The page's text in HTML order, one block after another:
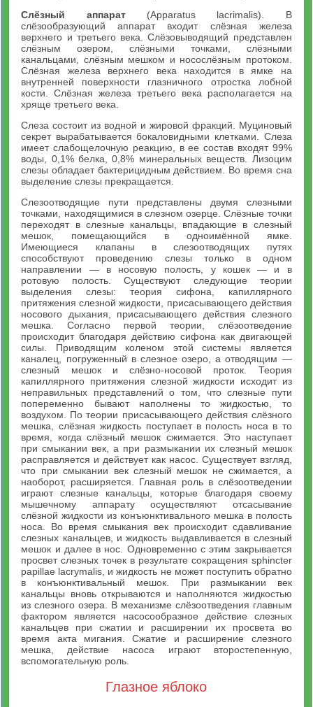
Слёзный аппарат(Apparatus lacrimalis). В
слёзообразующий аппарат входит слёзная железа
верхнего и третьего века. Слёзовыводящий представлен
слёзным озером, слёзными точками, слёзными
канальцами, слёзным мешком и носослёзным протоком.
Слёзная железа верхнего века находится в ямке на
внутренней поверхности глазничного отростка лобной
кости. Слёзная железа третьего века располагается на
хряще третьего века.
Слеза состоит из водной и жировой фракций. Муциновый
секрет вырабатывается бокаловидными клетками. Слеза
имеет слабощелочную реакцию, в ее состав входят 99%
воды, 0,1% белка, 0,8% минеральных веществ. Лизоцим
слезы обладает бактерицидным действием. Во время сна
выделение слезы прекращается.
Слезоотводящие пути представлены двумя слезными
точками, находящимися в слезном озерце. Слёзные точки
переходят в слезные канальцы, впадающие в слезный
мешок, помещающийся в одноимённой ямке.
Имеющиеся клапаны в слезоотводящих путях
способствуют проведению слезы только в одном
направлении — в носовую полость, у кошек — и в
ротовую полость. Существуют следующие теории
выделения слезы: теория сифона, капиллярного
притяжения слезной жидкости, присасывающего действия
носового дыхания, присасывающего действия слезного
мешка. Согласно первой теории, слёзоотведение
происходит благодаря действию сифона как двигающей
силы. Приводящим коленом этой системы является
каналец, погруженный в слезное озеро, а отводящим —
слезный мешок и слёзно-носовой проток. Теория
капиллярного притяжения слезной жидкости исходит из
неправильных представлений о том, что слезные пути
попеременно бывают наполнены то жидкостью, то
воздухом. По теории присасывающего действия слёзного
мешка, слёзная жидкость поступает в полость носа в то
время, когда слёзный мешок сжимается. Это наступает
при смыкании век, а при размыкании их слезный мешок
расправляется и действует как насос. Существует взгляд,
что при смыкании век слезный мешок не сжимается, а
наоборот, расширяется. Главная роль в слёзоотведении
играют слезные канальцы, которые благодаря своему
мышечному аппарату осуществляют отсасывание
слёзной жидкости из конъюнктивального мешка в полость
носа. Во время смыкания век происходит сдавливание
слезных канальцев, и жидкость выдавливается в слезный
мешок и далее в нос. Одновременно с этим закрывается
просвет слезных точек в результате сокращения sphincter
papillae lacrymalis, и жидкость не может поступить обратно
в конъюнктивальный мешок. При размыкании век
канальцы вновь открываются и наполняются жидкостью
из слезного озера. В механизме слёзоотведения главным
фактором является насосообразное действие слезных
канальцев при сжатии и расширении их просвета во
время акта мигания. Сжатие и расширение слезного
мешка, действие насоса играют второстепенную,
вспомогательную роль.
Глазное яблоко